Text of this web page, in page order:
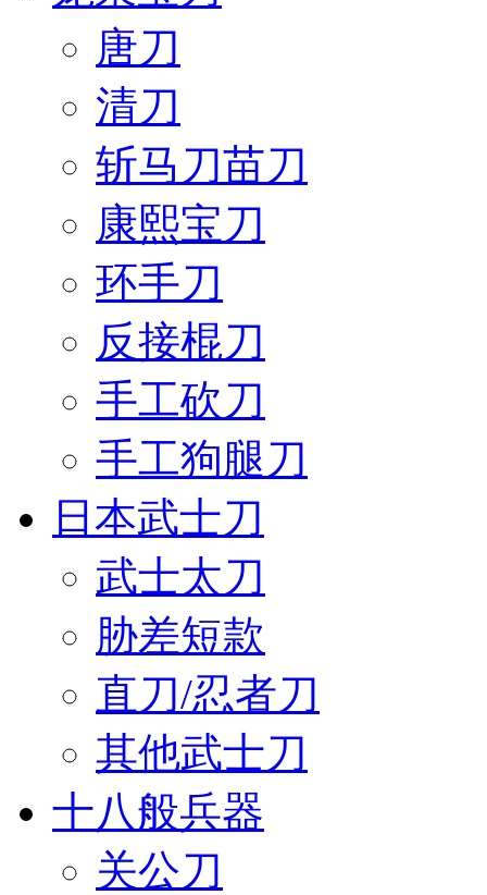
唐刀
清刀
斩马刀苗刀
康熙宝刀
环手刀
反接棍刀
手工砍刀
手工狗腿刀
日本武士刀
武士太刀
胁差短款
直刀/忍者刀
其他武士刀
十八般兵器
关公刀